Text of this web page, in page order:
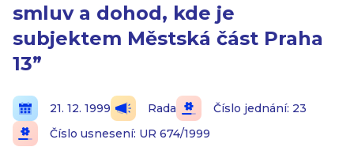
smluv a dohod, kde je
subjektem Městská část Praha
13”
21. 12. 1999 Rada
Číslo jednání: 23
Číslo usnesení: UR 674/1999